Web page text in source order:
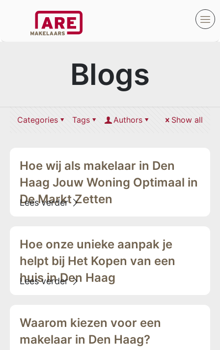
Blogs
Categories Tags Authors Show all
Hoe wij als makelaar in Den
Haag Jouw Woning Optimaal in
De Markt Zetten
Hoe onze unieke aanpak je
helpt bij Het Kopen van een
huis in Den Haag
Waarom kiezen voor een
makelaar in Den Haag?